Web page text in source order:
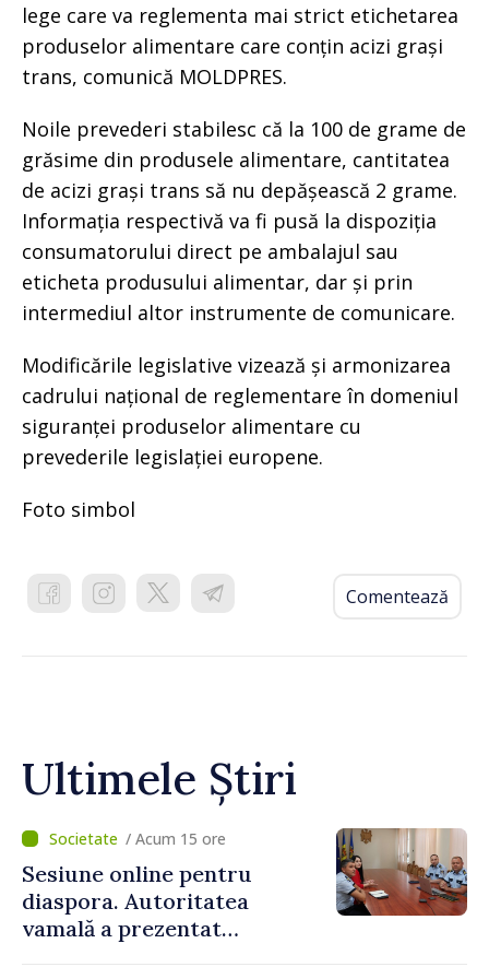
lege care va reglementa mai strict etichetarea
produselor alimentare care conțin acizi grași
trans, comunică MOLDPRES.
Noile prevederi stabilesc că la 100 de grame de
grăsime din produsele alimentare, cantitatea
de acizi grași trans să nu depășească 2 grame.
Informația respectivă va fi pusă la dispoziția
consumatorului direct pe ambalajul sau
eticheta produsului alimentar, dar și prin
intermediul altor instrumente de comunicare.
Modificările legislative vizează și armonizarea
cadrului național de reglementare în domeniul
siguranței produselor alimentare cu
prevederile legislației europene.
Foto simbol
Comentează
Ultimele Știri
/ Acum 15 ore
Sesiune online pentru
diaspora. Autoritatea
vamală a prezentat